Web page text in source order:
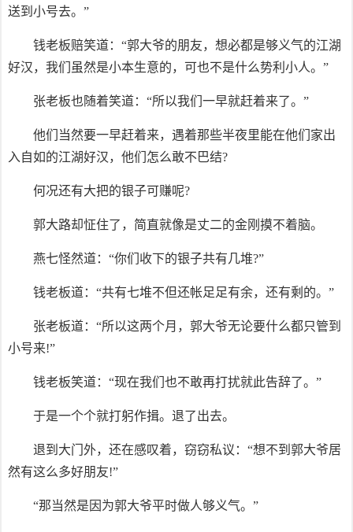
送到小号去。”
钱老板赔笑道：“郭大爷的朋友，想必都是够义气的江湖
好汉，我们虽然是小本生意的，可也不是什么势利小人。”
张老板也随着笑道：“所以我们一早就赶着来了。”
他们当然要一早赶着来，遇着那些半夜里能在他们家出
入自如的江湖好汉，他们怎么敢不巴结?
何况还有大把的银子可赚呢?
郭大路却怔住了，简直就像是丈二的金刚摸不着脑。
燕七怪然道：“你们收下的银子共有几堆?”
钱老板道：“共有七堆不但还帐足足有余，还有剩的。”
张老板道：“所以这两个月，郭大爷无论要什么都只管到
小号来!”
钱老板笑道：“现在我们也不敢再打扰就此告辞了。”
于是一个个就打躬作揖。退了出去。
退到大门外，还在感叹着，窃窃私议：“想不到郭大爷居
然有这么多好朋友!”
“那当然是因为郭大爷平时做人够义气。”